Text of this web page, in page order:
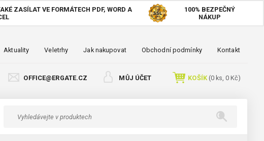
ZASÍLAT VE FORMÁTECH PDF, WORD A
100% BEZPEČNÝ
NÁKUP
Aktuality Veletrhy Jak nakupovat Obchodní podmínky Kontakt
OFFICE@ERGATE.CZ MŮJ ÚČET KOŠÍK(0ks, 0 Kč)